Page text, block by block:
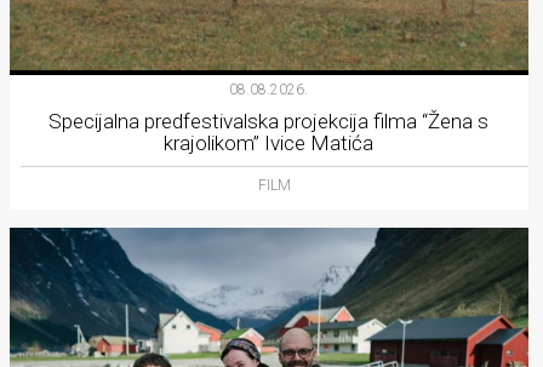
08.08.2026.
Specijalna predfestivalska projekcija filma “Žena s
krajolikom” Ivice Matića
FILM